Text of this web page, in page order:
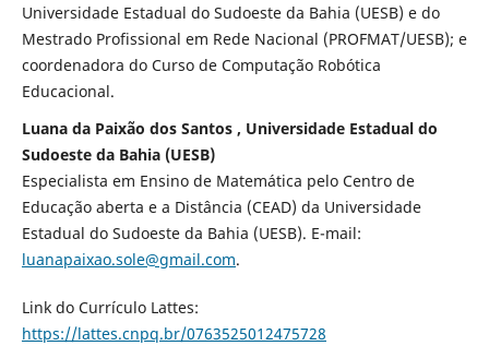
Universidade Estadual do Sudoeste da Bahia (UESB) e do
Mestrado Profissional em Rede Nacional (PROFMAT/UESB); e
coordenadora do Curso de Computação Robótica
Educacional.
Luana da Paixão dos Santos , Universidade Estadual do
Sudoeste da Bahia (UESB)
Especialista em Ensino de Matemática pelo Centro de
Educação aberta e a Distância (CEAD) da Universidade
Estadual do Sudoeste da Bahia (UESB). E-mail:
luanapaixao.sole@gmail.com.
Link do Currículo Lattes:
https://lattes.cnpq.br/0763525012475728